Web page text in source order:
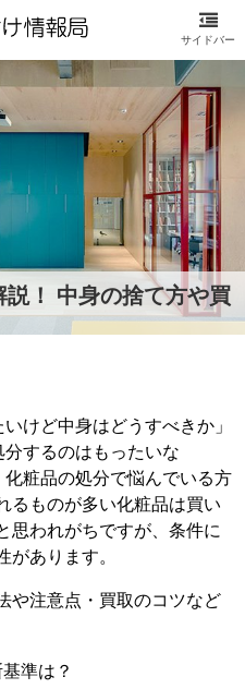
！ 中身の捨て方や買
分するのはもったいな
粧品の処分で悩んでいる方
るものが多い化粧品は買い
思われがちですが、条件に
があります。
や注意点・買取のコツなど
準は？